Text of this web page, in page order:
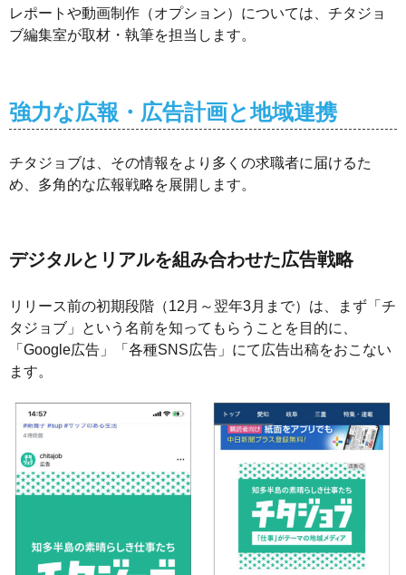
レポートや動画制作（オプション）については、チタジョ
ブ編集室が取材・執筆を担当します。
強力な広報・広告計画と地域連携
チタジョブは、その情報をより多くの求職者に届けるた
め、多角的な広報戦略を展開します。
デジタルとリアルを組み合わせた広告戦略
リリース前の初期段階（12月～翌年3月まで）は、まず「チ
タジョブ」という名前を知ってもらうことを目的に、
「Google広告」「各種SNS広告」にて広告出稿をおこない
ます。